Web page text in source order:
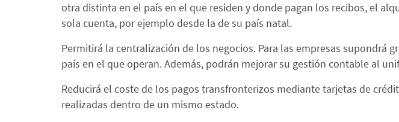
otra distinta en el país en el que residen y donde pagan los recibos, el
sola cuenta, por ejemplo desde la de su país natal.
Permitirá la centralización de los negocios. Para las empresas supondrá
país en el que operan. Además, podrán mejorar su gestión contable al
Reducirá el coste de los pagos transfronterizos mediante tarjetas de
realizadas dentro de un mismo estado.